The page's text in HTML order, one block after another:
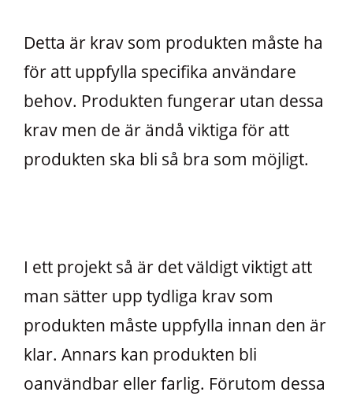
Detta är krav som produkten måste ha
för att uppfylla specifika användare
behov. Produkten fungerar utan dessa
krav men de är ändå viktiga för att
produkten ska bli så bra som möjligt.
I ett projekt så är det väldigt viktigt att
man sätter upp tydliga krav som
produkten måste uppfylla innan den är
klar. Annars kan produkten bli
oanvändbar eller farlig. Förutom dessa